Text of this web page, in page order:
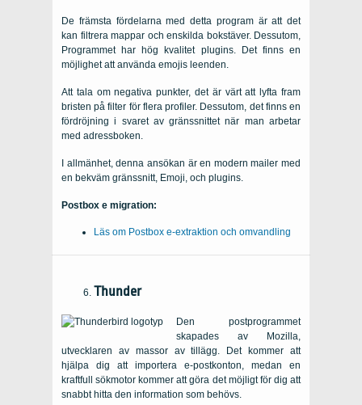
De främsta fördelarna med detta program är att det
kan filtrera mappar och enskilda bokstäver. Dessutom,
Programmet har hög kvalitet plugins. Det finns en
möjlighet att använda emojis leenden.
Att tala om negativa punkter, det är värt att lyfta fram
bristen på filter för flera profiler. Dessutom, det finns en
fördröjning i svaret av gränssnittet när man arbetar
med adressboken.
I allmänhet, denna ansökan är en modern mailer med
en bekväm gränssnitt, Emoji, och plugins.
Postbox e migration:
Läs om Postbox e-extraktion och omvandling
Thunder
Den postprogrammet
skapades av Mozilla,
utvecklaren av massor av tillägg. Det kommer att
hjälpa dig att importera e-postkonton, medan en
kraftfull sökmotor kommer att göra det möjligt för dig att
snabbt hitta den information som behövs.